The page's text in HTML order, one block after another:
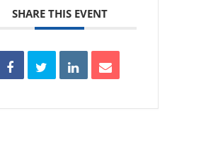
SHARE THIS EVENT